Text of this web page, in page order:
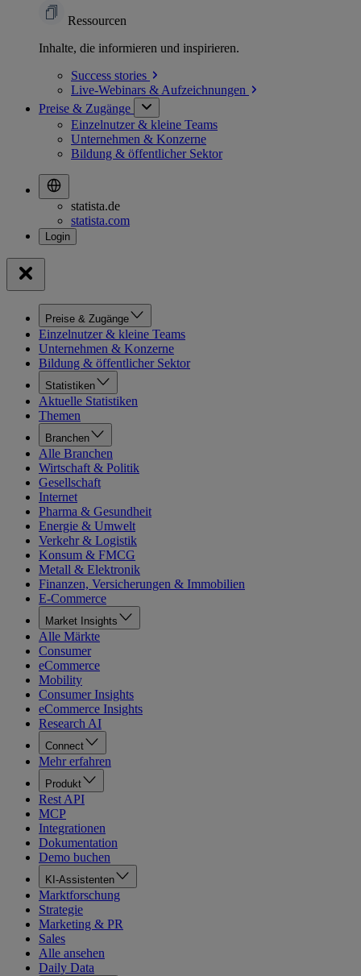
Ressourcen
Inhalte, die informieren und inspirieren.
Success stories
Live-Webinars & Aufzeichnungen
Preise & Zugänge
Einzelnutzer & kleine Teams
Unternehmen & Konzerne
Bildung & öffentlicher Sektor
statista.de
statista.com
Preise & Zugänge
Einzelnutzer & kleine Teams
Unternehmen & Konzerne
Bildung & öffentlicher Sektor
Statistiken
Aktuelle Statistiken
Themen
Branchen
Alle Branchen
Wirtschaft & Politik
Gesellschaft
Internet
Pharma & Gesundheit
Energie & Umwelt
Verkehr & Logistik
Konsum & FMCG
Metall & Elektronik
Finanzen, Versicherungen & Immobilien
E-Commerce
Market Insights
Alle Märkte
Consumer
eCommerce
Mobility
Consumer Insights
eCommerce Insights
Research AI
Connect
Mehr erfahren
Produkt
Rest API
MCP
Integrationen
Dokumentation
Demo buchen
KI-Assistenten
Marktforschung
Strategie
Marketing & PR
Sales
Alle ansehen
Daily Data